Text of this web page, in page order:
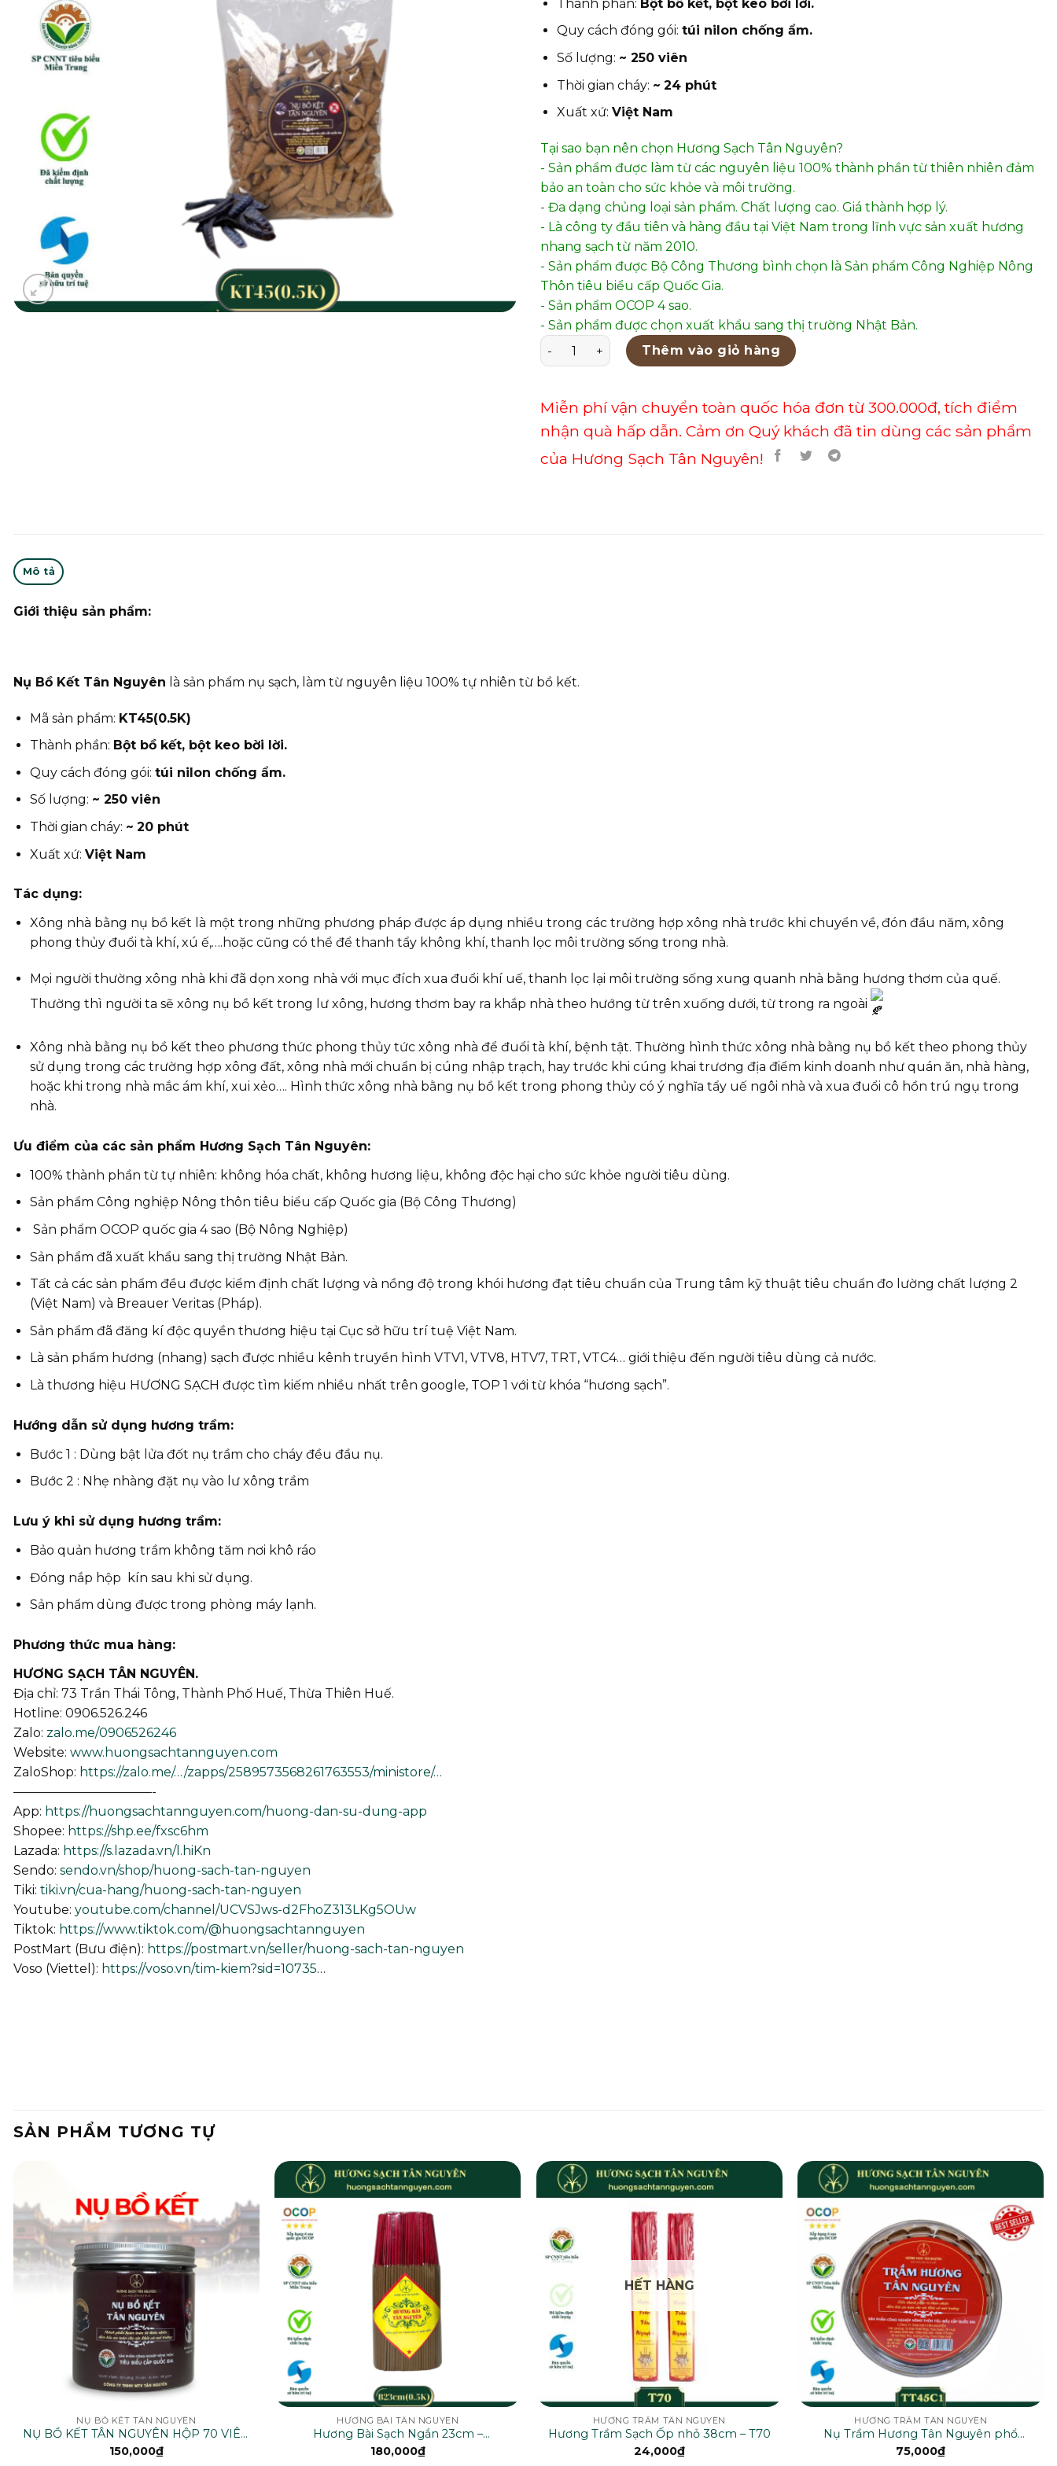
Thành phần: Bột bồ kết, bột keo bời lời.
Quy cách đóng gói: túi nilon chống ẩm.
Số lượng: ~ 250 viên
Thời gian cháy: ~ 24 phút
Xuất xứ: Việt Nam
Tại sao bạn nên chọn Hương Sạch Tân Nguyên?
- Sản phẩm được làm từ các nguyên liệu 100% thành phần từ thiên nhiên đảm
bảo an toàn cho sức khỏe và môi trường.
- Đa dạng chủng loại sản phẩm. Chất lượng cao. Giá thành hợp lý.
- Là công ty đầu tiên và hàng đầu tại Việt Nam trong lĩnh vực sản xuất hương
nhang sạch từ năm 2010.
- Sản phẩm được Bộ Công Thương bình chọn là Sản phẩm Công Nghiệp Nông
Thôn tiêu biểu cấp Quốc Gia.
- Sản phẩm OCOP 4 sao.
- Sản phẩm được chọn xuất khẩu sang thị trường Nhật Bản.
Nụ Bồ Kết Tân Nguyên – KT45(0.5K) số lượng
Thêm vào giỏ hàng
Miễn phí vận chuyển toàn quốc hóa đơn từ 300.000đ, tích điểm
nhận quà hấp dẫn. Cảm ơn Quý khách đã tin dùng các sản phẩm
của Hương Sạch Tân Nguyên!
Mô tả
Giới thiệu sản phẩm:
Nụ Bồ Kết Tân Nguyên là sản phẩm nụ sạch, làm từ nguyên liệu 100% tự nhiên từ bồ kết.
Mã sản phẩm: KT45(0.5K)
Thành phần: Bột bồ kết, bột keo bời lời.
Quy cách đóng gói: túi nilon chống ẩm.
Số lượng: ~ 250 viên
Thời gian cháy: ~ 20 phút
Xuất xứ: Việt Nam
Tác dụng:
Xông nhà bằng nụ bồ kết là một trong những phương pháp được áp dụng nhiều trong các trường hợp xông nhà trước khi chuyển về, đón đầu năm, xông
phong thủy đuổi tà khí, xú ế,….hoặc cũng có thể để thanh tẩy không khí, thanh lọc môi trường sống trong nhà.
Mọi người thường xông nhà khi đã dọn xong nhà với mục đích xua đuổi khí uế, thanh lọc lại môi trường sống xung quanh nhà bằng hương thơm của quế.
Thường thì người ta sẽ xông nụ bồ kết trong lư xông, hương thơm bay ra khắp nhà theo hướng từ trên xuống dưới, từ trong ra ngoài
Xông nhà bằng nụ bồ kết theo phương thức phong thủy tức xông nhà để đuổi tà khí, bệnh tật. Thường hình thức xông nhà bằng nụ bồ kết theo phong thủy
sử dụng trong các trường hợp xông đất, xông nhà mới chuẩn bị cúng nhập trạch, hay trước khi cúng khai trương địa điểm kinh doanh như quán ăn, nhà hàng,
hoặc khi trong nhà mắc ám khí, xui xẻo…. Hình thức xông nhà bằng nụ bồ kết trong phong thủy có ý nghĩa tẩy uế ngôi nhà và xua đuổi cô hồn trú ngụ trong
nhà.
Ưu điểm của các sản phẩm Hương Sạch Tân Nguyên:
100% thành phần từ tự nhiên: không hóa chất, không hương liệu, không độc hại cho sức khỏe người tiêu dùng.
Sản phẩm Công nghiệp Nông thôn tiêu biểu cấp Quốc gia (Bộ Công Thương)
Sản phẩm OCOP quốc gia 4 sao (Bộ Nông Nghiệp)
Sản phẩm đã xuất khẩu sang thị trường Nhật Bản.
Tất cả các sản phẩm đều được kiểm định chất lượng và nồng độ trong khói hương đạt tiêu chuẩn của Trung tâm kỹ thuật tiêu chuẩn đo lường chất lượng 2
(Việt Nam) và Breauer Veritas (Pháp).
Sản phẩm đã đăng kí độc quyền thương hiệu tại Cục sở hữu trí tuệ Việt Nam.
Là sản phẩm hương (nhang) sạch được nhiều kênh truyền hình VTV1, VTV8, HTV7, TRT, VTC4… giới thiệu đến người tiêu dùng cả nước.
Là thương hiệu HƯƠNG SẠCH được tìm kiếm nhiều nhất trên google, TOP 1 với từ khóa “hương sạch”.
Hướng dẫn sử dụng hương trầm:
Bước 1 : Dùng bật lửa đốt nụ trầm cho cháy đều đầu nụ.
Bước 2 : Nhẹ nhàng đặt nụ vào lư xông trầm
Lưu ý khi sử dụng hương trầm:
Bảo quản hương trầm không tăm nơi khô ráo
Đóng nắp hộp kín sau khi sử dụng.
Sản phẩm dùng được trong phòng máy lạnh.
Phương thức mua hàng:
HƯƠNG SẠCH TÂN NGUYÊN.
Địa chỉ: 73 Trần Thái Tông, Thành Phố Huế, Thừa Thiên Huế.
Hotline: 0906.526.246
Zalo: zalo.me/0906526246
Website: www.huongsachtannguyen.com
ZaloShop: https://zalo.me/…/zapps/2589573568261763553/ministore/…
———————————-
App: https://huongsachtannguyen.com/huong-dan-su-dung-app
Shopee: https://shp.ee/fxsc6hm
Lazada: https://s.lazada.vn/l.hiKn
Sendo: sendo.vn/shop/huong-sach-tan-nguyen
Tiki: tiki.vn/cua-hang/huong-sach-tan-nguyen
Youtube: youtube.com/channel/UCVSJws-d2FhoZ313LKg5OUw
Tiktok: https://www.tiktok.com/@huongsachtannguyen
PostMart (Bưu điện): https://postmart.vn/seller/huong-sach-tan-nguyen
Voso (Viettel): https://voso.vn/tim-kiem?sid=10735…
SẢN PHẨM TƯƠNG TỰ
NỤ BỒ KẾT TÂN NGUYÊN
NỤ BỒ KẾT TÂN NGUYÊN HỘP 70 VIÊN
– KT600
150,000₫
HƯƠNG BÀI TÂN NGUYÊN
Hương Bài Sạch Ngắn 23cm –
B23cm(0.5K)
180,000₫
HẾT HÀNG
HƯƠNG TRẦM TÂN NGUYÊN
Hương Trầm Sạch Ốp nhỏ 38cm – T70
24,000₫
HƯƠNG TRẦM TÂN NGUYÊN
Nụ Trầm Hương Tân Nguyên phổ
thông – TT45C1
75,000₫